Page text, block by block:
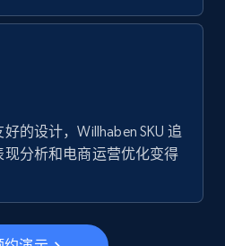
Gtin,
Top reviews, and
的设计，Willhaben SKU 追
分析和电商运营优化变得